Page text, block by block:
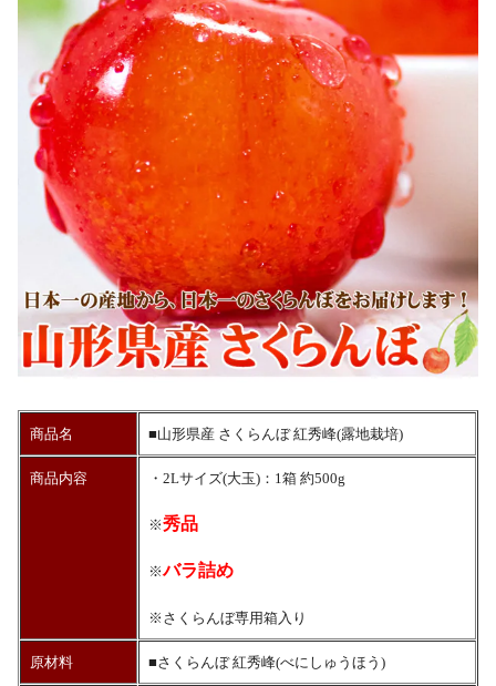
商品名 ■山形県産 さくらんぼ 紅秀峰(露地栽培)
商品内容 ・2Lサイズ(大玉)：1箱 約500g
※秀品
※バラ詰め
※さくらんぼ専用箱入り
原材料 ■さくらんぼ 紅秀峰(べにしゅうほう)